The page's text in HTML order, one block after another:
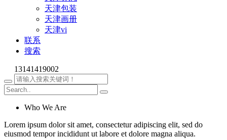
天津包装
天津画册
天津vi
联系
搜索
13141419002
Who We Are
Lorem ipsum dolor sit amet, consectetur adipiscing elit, sed do
eiusmod tempor incididunt ut labore et dolore magna aliqua.